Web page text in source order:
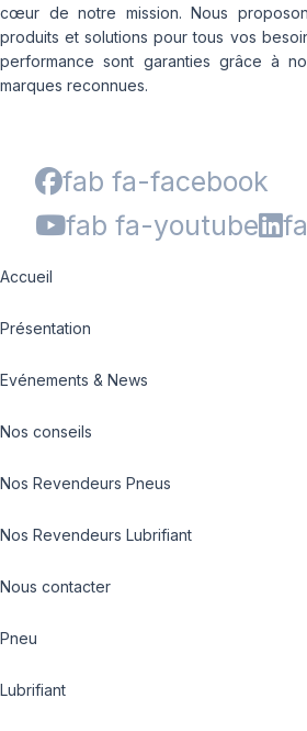
cœur de notre mission. Nous
produits et solutions pour tous vos
performance sont garanties grâce à
marques reconnues.
fab fa-facebook
fab fa-youtube
Accueil
Présentation
Evénements & News
Nos conseils
Nos Revendeurs Pneus
Nos Revendeurs Lubrifiant
Nous contacter
Pneu
Lubrifiant